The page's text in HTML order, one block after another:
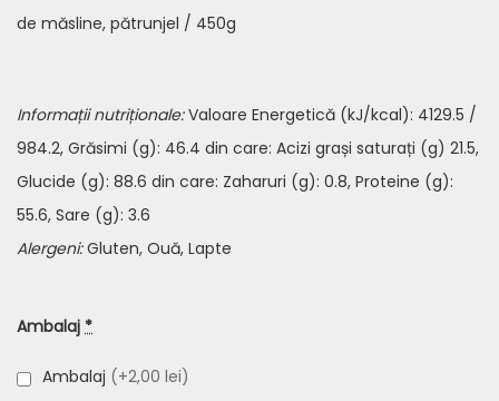
de măsline, pătrunjel / 450g
Informații nutriționale:Valoare Energetică (kJ/kcal): 4129.5 /
984.2, Grăsimi (g): 46.4 din care: Acizi grași saturați (g) 21.5,
Glucide (g): 88.6 din care: Zaharuri (g): 0.8, Proteine (g):
55.6, Sare (g): 3.6
Alergeni:Gluten, Ouă, Lapte
Ambalaj *
Ambalaj (+2,00 lei)